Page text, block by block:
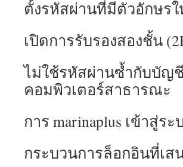
ตั้งรหัสผ่านที่มีตัวอักษร
เปิดการรับรองสองชั้น
ไม่ใช้รหัสผ่านซ้ำกับบัญ
คอมพิวเตอร์สาธารณะ
การ marinaplus เข้าสู่ร
กระบวนการล็อกอินที่เส